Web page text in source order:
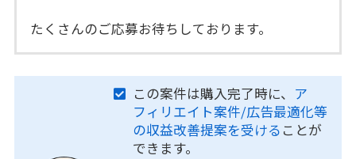
たくさんのご応募お待ちしております。
この案件は購入完了時に、 ア
フィリエイト案件/広告最適化等
の収益改善提案を受ける ことが
できます。